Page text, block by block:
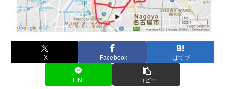
X Facebook はてブ
LINE コピー